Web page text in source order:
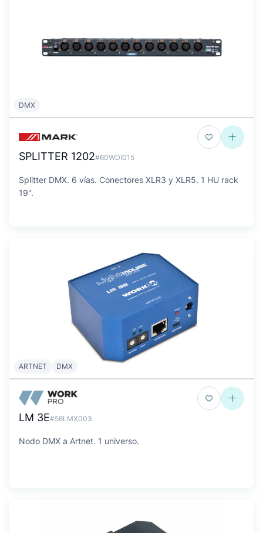
DMX
SPLITTER 1202#60WDI015
Splitter DMX. 6 ví­as. Conectores XLR3 y XLR5. 1 HU rack
19''.
ARTNET DMX
LM 3E#56LMX003
Nodo DMX a Artnet. 1 universo.